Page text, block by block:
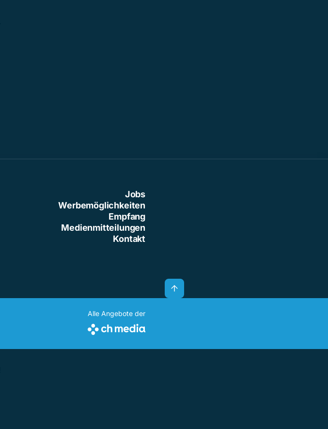
Jobs
Werbemöglichkeiten
Empfang
Medienmitteilungen
Kontakt
Alle Angebote der